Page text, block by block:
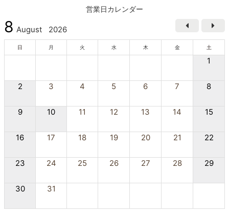
営業日カレンダー
8 August 2026
日 月 火 水 木 金 土
1
2 3 4 5 6 7 8
9 10 11 12 13 14 15
16 17 18 19 20 21 22
23 24 25 26 27 28 29
30 31